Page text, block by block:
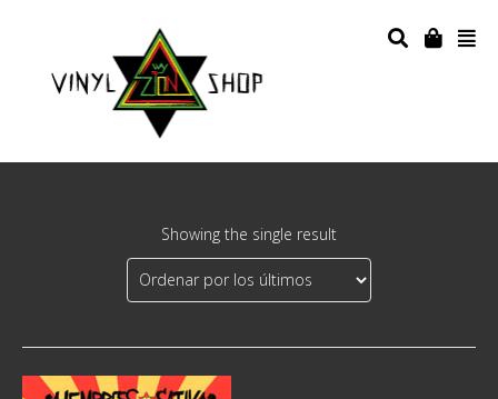
Showing the single result